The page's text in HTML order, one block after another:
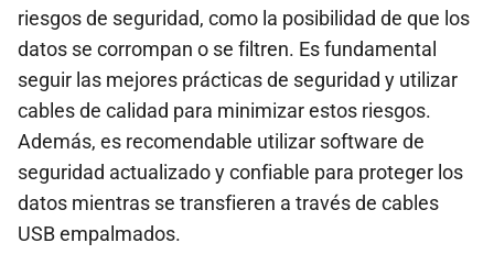
riesgos de seguridad, como la posibilidad de que los
datos se corrompan o se filtren. Es fundamental
seguir las mejores prácticas de seguridad y utilizar
cables de calidad para minimizar estos riesgos.
Además, es recomendable utilizar software de
seguridad actualizado y confiable para proteger los
datos mientras se transfieren a través de cables
USB empalmados.